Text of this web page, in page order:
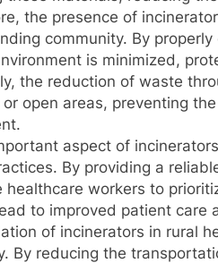
the presence of
community. By
is minimized,
the reduction of waste
open areas, preventing
aspect of
By providing a
healthcare workers to
to improved patient care
of incinerators in rural
By reducing the